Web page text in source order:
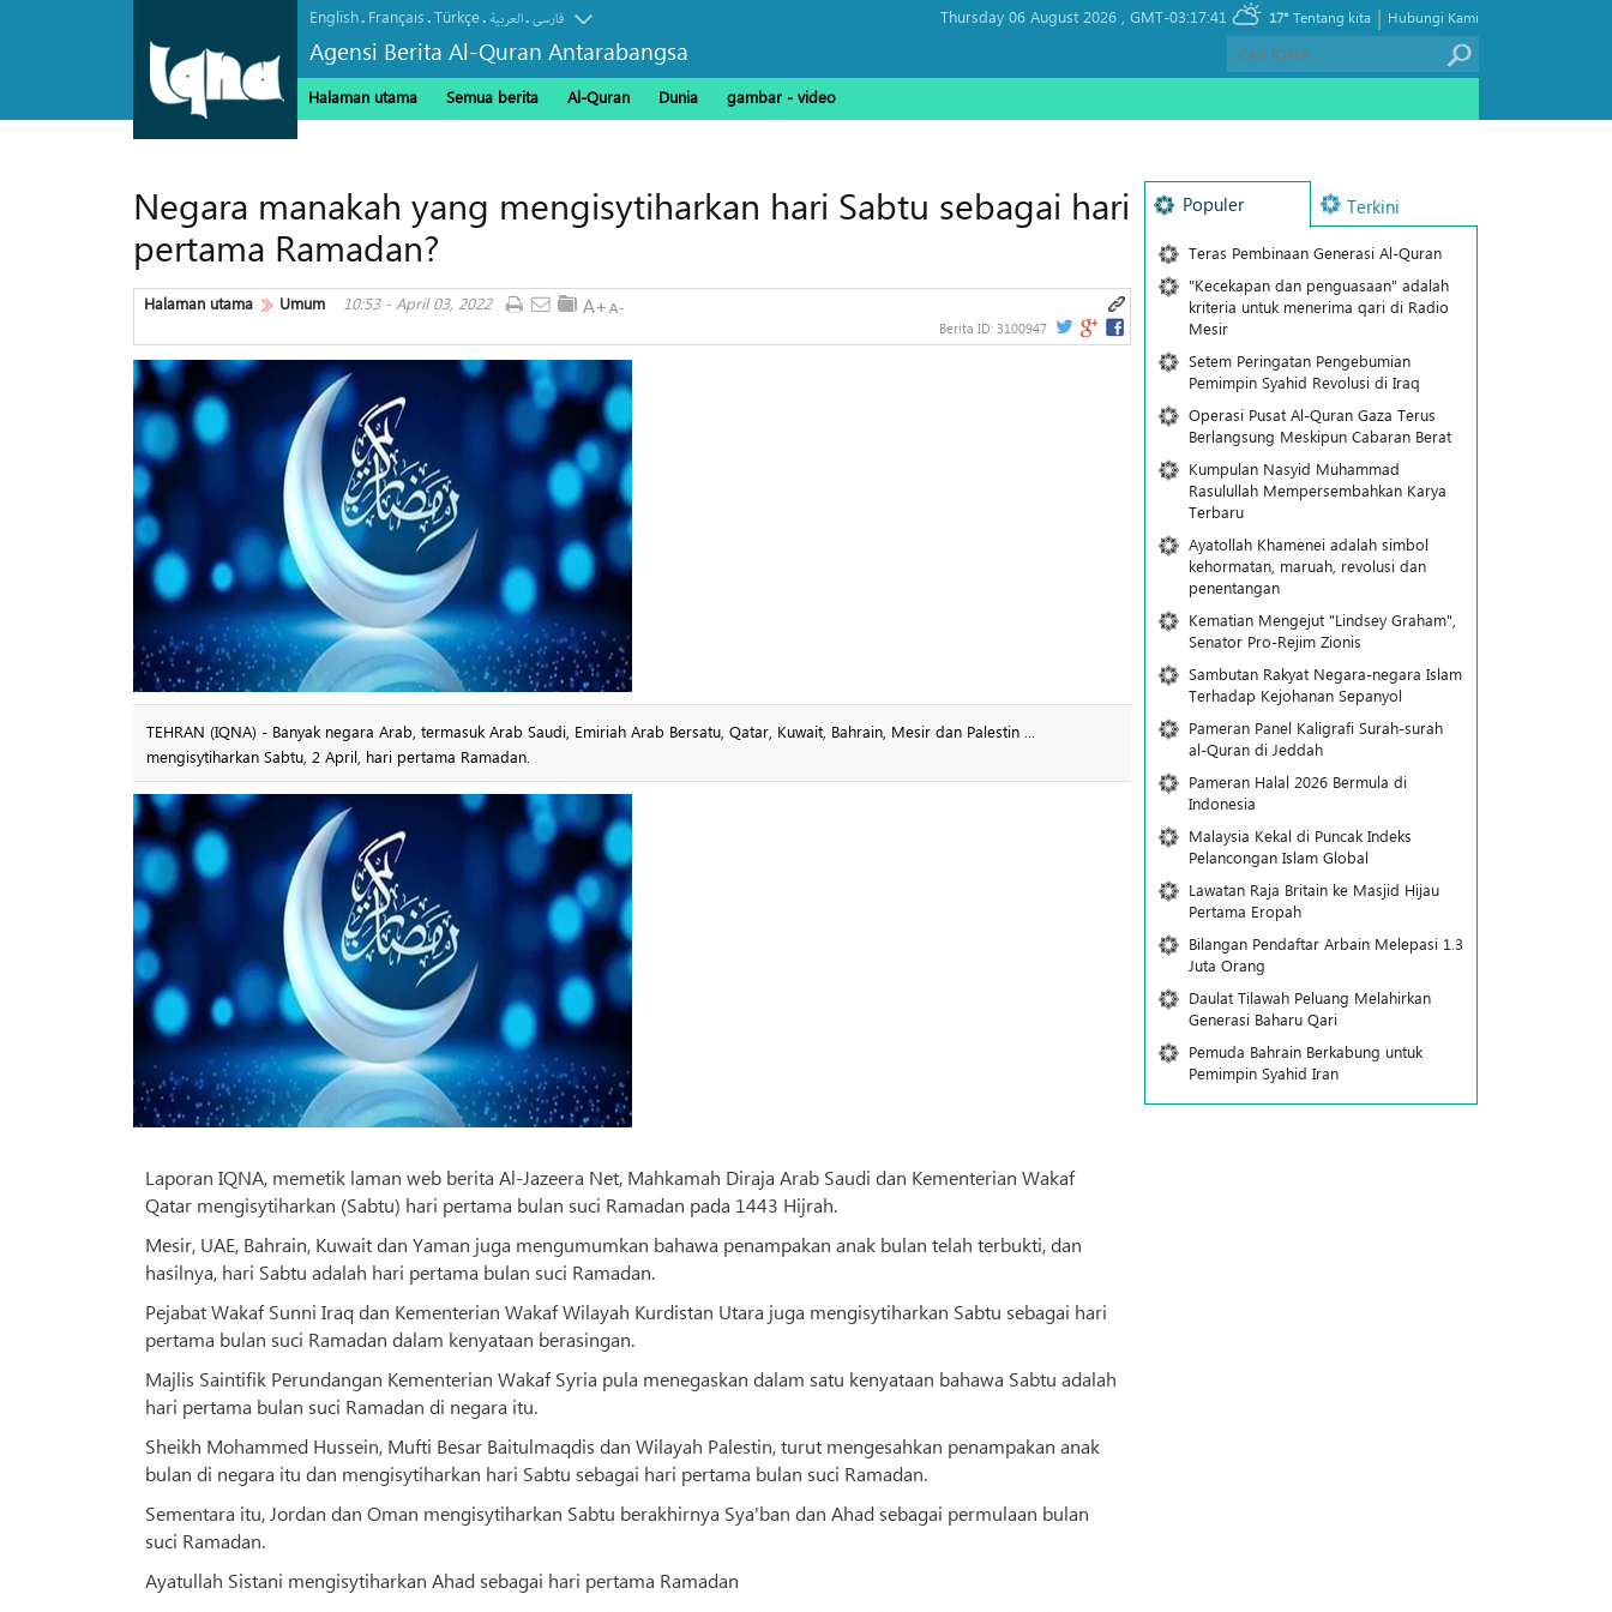
English. Français.Türkçe. العربیة.فارسی
Agensi Berita Al-Quran Antarabangsa
Thursday 06 August 2026 , GMT-03:17:41 17° Hubungi Kami
|
Tentang kita
Halaman utama Semua berita Al-Quran Dunia gambar - video
Negara manakah yang mengisytiharkan hari Sabtu sebagai hari
pertama Ramadan?
Halaman utama Umum 10:53 - April 03, 2022
Berita ID: 3100947
TEHRAN (IQNA) - Banyak negara Arab, termasuk Arab Saudi, Emiriah Arab Bersatu, Qatar, Kuwait, Bahrain, Mesir dan Palestin ...
mengisytiharkan Sabtu, 2 April, hari pertama Ramadan.
Laporan IQNA, memetik laman web berita Al-Jazeera Net, Mahkamah Diraja Arab Saudi dan Kementerian Wakaf
Qatar mengisytiharkan (Sabtu) hari pertama bulan suci Ramadan pada 1443 Hijrah.
Mesir, UAE, Bahrain, Kuwait dan Yaman juga mengumumkan bahawa penampakan anak bulan telah terbukti, dan
hasilnya, hari Sabtu adalah hari pertama bulan suci Ramadan.
Pejabat Wakaf Sunni Iraq dan Kementerian Wakaf Wilayah Kurdistan Utara juga mengisytiharkan Sabtu sebagai hari
pertama bulan suci Ramadan dalam kenyataan berasingan.
Majlis Saintifik Perundangan Kementerian Wakaf Syria pula menegaskan dalam satu kenyataan bahawa Sabtu adalah
hari pertama bulan suci Ramadan di negara itu.
Sheikh Mohammed Hussein, Mufti Besar Baitulmaqdis dan Wilayah Palestin, turut mengesahkan penampakan anak
bulan di negara itu dan mengisytiharkan hari Sabtu sebagai hari pertama bulan suci Ramadan.
Sementara itu, Jordan dan Oman mengisytiharkan Sabtu berakhirnya Sya'ban dan Ahad sebagai permulaan bulan
suci Ramadan.
Ayatullah Sistani mengisytiharkan Ahad sebagai hari pertama Ramadan
Populer Terkini
Teras Pembinaan Generasi Al-Quran
"Kecekapan dan penguasaan" adalah
kriteria untuk menerima qari di Radio
Mesir
Setem Peringatan Pengebumian
Pemimpin Syahid Revolusi di Iraq
Operasi Pusat Al-Quran Gaza Terus
Berlangsung Meskipun Cabaran Berat
Kumpulan Nasyid Muhammad
Rasulullah Mempersembahkan Karya
Terbaru
Ayatollah Khamenei adalah simbol
kehormatan, maruah, revolusi dan
penentangan
Kematian Mengejut "Lindsey Graham",
Senator Pro-Rejim Zionis
Sambutan Rakyat Negara-negara Islam
Terhadap Kejohanan Sepanyol
Pameran Panel Kaligrafi Surah-surah
al-Quran di Jeddah
Pameran Halal 2026 Bermula di
Indonesia
Malaysia Kekal di Puncak Indeks
Pelancongan Islam Global
Lawatan Raja Britain ke Masjid Hijau
Pertama Eropah
Bilangan Pendaftar Arbain Melepasi 1.3
Juta Orang
Daulat Tilawah Peluang Melahirkan
Generasi Baharu Qari
Pemuda Bahrain Berkabung untuk
Pemimpin Syahid Iran